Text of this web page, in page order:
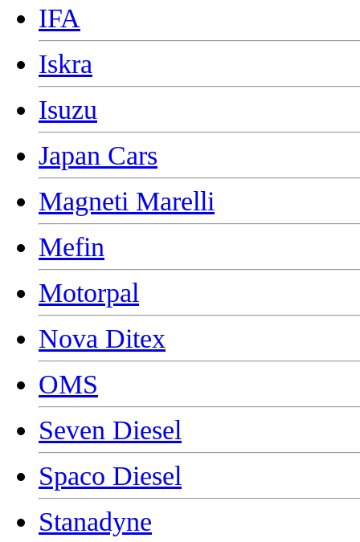
IFA
Iskra
Isuzu
Japan Cars
Magneti Marelli
Mefin
Motorpal
Nova Ditex
OMS
Seven Diesel
Spaco Diesel
Stanadyne